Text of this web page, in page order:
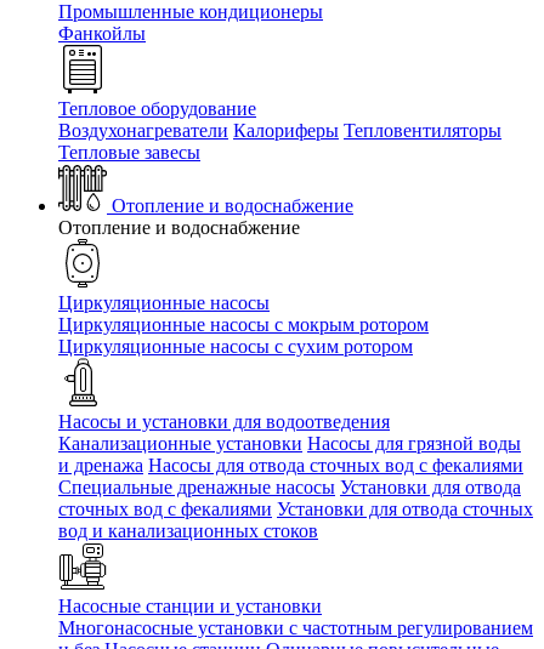
Промышленные кондиционеры
Фанкойлы
Тепловое оборудование
Воздухонагреватели Калориферы Тепловентиляторы
Тепловые завесы
Отопление и водоснабжение
Отопление и водоснабжение
Циркуляционные насосы
Циркуляционные насосы с мокрым ротором
Циркуляционные насосы с сухим ротором
Насосы и установки для водоотведения
Канализационные установки Насосы для грязной воды
и дренажа Насосы для отвода сточных вод c фекалиями
Специальные дренажные насосы Установки для отвода
сточных вод c фекалиями Установки для отвода сточных
вод и канализационных стоков
Насосные станции и установки
Многонасосные установки с частотным регулированием